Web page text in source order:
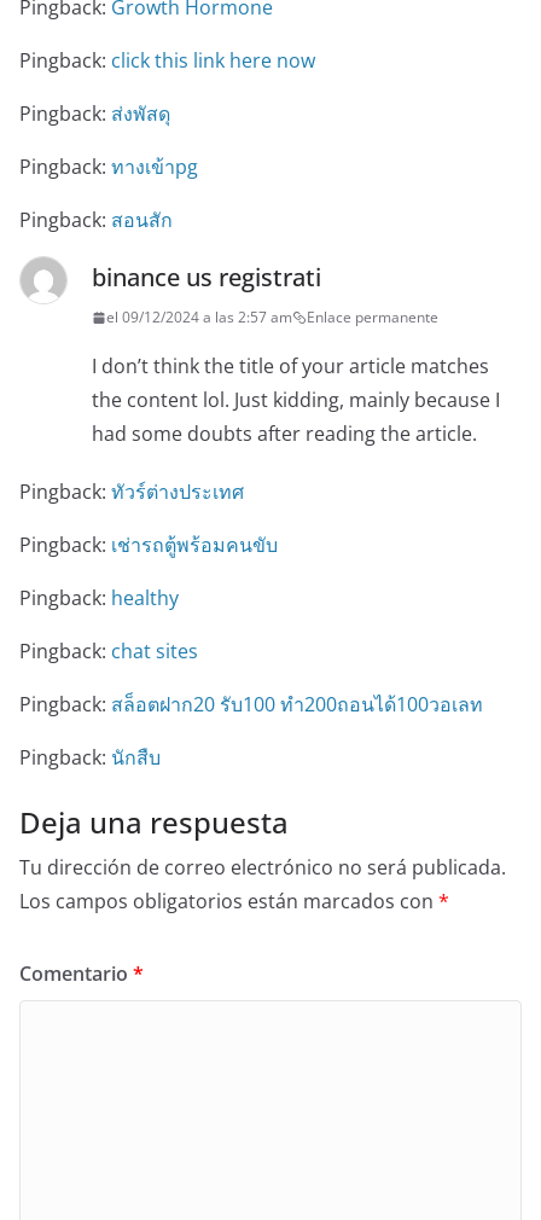
Pingback: Growth Hormone
Pingback: click this link here now
Pingback: ส่งพัสดุ
Pingback: ทางเข้าpg
Pingback: สอนสัก
binance us registrati
el 09/12/2024 a las 2:57 am Enlace permanente
I don’t think the title of your article matches
the content lol. Just kidding, mainly because I
had some doubts after reading the article.
Pingback: ทัวร์ต่างประเทศ
Pingback: เช่ารถตู้พร้อมคนขับ
Pingback: healthy
Pingback: chat sites
Pingback: สล็อตฝาก20 รับ100 ทำ200ถอนได้100วอเลท
Pingback: นักสืบ
Deja una respuesta
Tu dirección de correo electrónico no será publicada.
Los campos obligatorios están marcados con *
Comentario *